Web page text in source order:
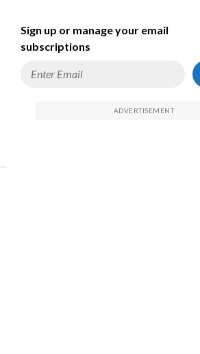
Sign up or manage your email
subscriptions